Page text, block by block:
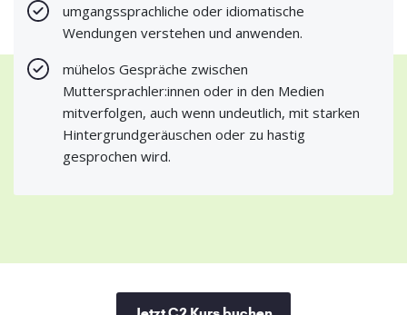
umgangssprachliche oder idiomatische
Wendungen verstehen und anwenden.
mühelos Gespräche zwischen
Muttersprachler:innen oder in den Medien
mitverfolgen, auch wenn undeutlich, mit starken
Hintergrundgeräuschen oder zu hastig
gesprochen wird.